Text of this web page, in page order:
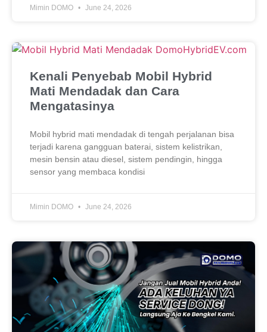
Mimin DOMO June 24, 2026
Kenali Penyebab Mobil Hybrid
Mati Mendadak dan Cara
Mengatasinya
Mobil hybrid mati mendadak di tengah perjalanan bisa
terjadi karena gangguan baterai, sistem kelistrikan,
mesin bensin atau diesel, sistem pendingin, hingga
sensor yang membaca kondisi
Mimin DOMO June 24, 2026